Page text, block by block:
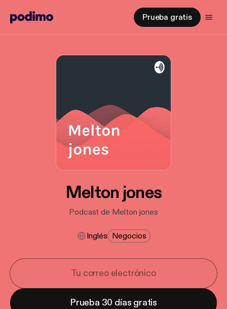
Prueba gratis
Melton jones
Podcast de Melton jones
Inglés Negocios
Prueba 30 días gratis